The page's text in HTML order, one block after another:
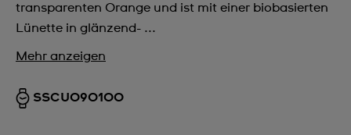
transparenten Orange und ist mit einer biobasierten
Lünette in glänzend- ...
Mehr anzeigen
SSCU09O100